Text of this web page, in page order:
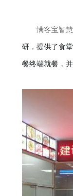
满客宝智
研，提供了食
餐终端就餐，